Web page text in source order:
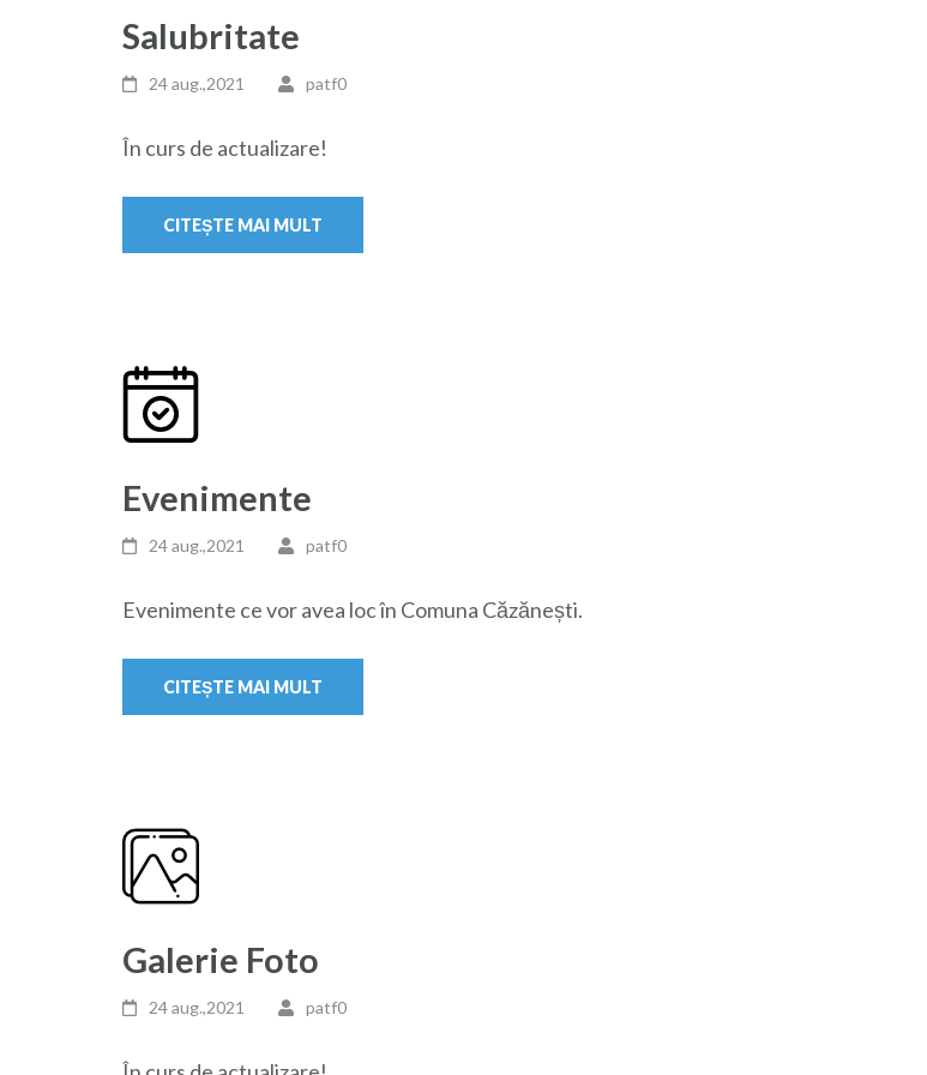
Salubritate
24 aug.,2021 patf0
În curs de actualizare!
CITEȘTE MAI MULT
Evenimente
24 aug.,2021 patf0
Evenimente ce vor avea loc în Comuna Căzănești.
CITEȘTE MAI MULT
Galerie Foto
24 aug.,2021 patf0